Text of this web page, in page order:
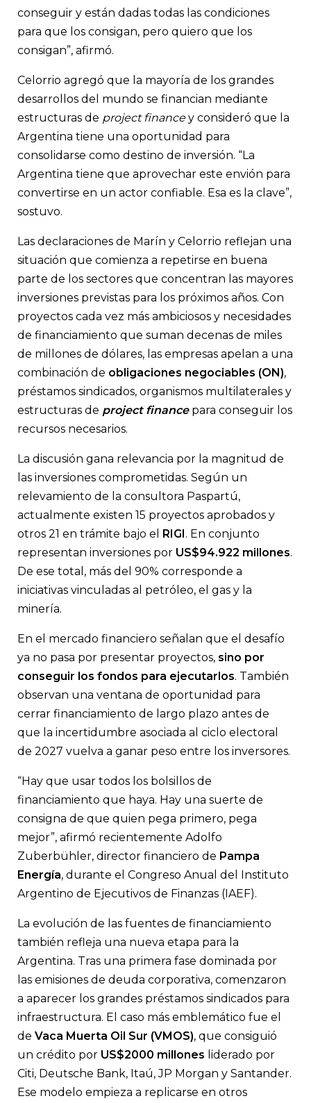
conseguir y están dadas todas las condiciones
para que los consigan, pero quiero que los
consigan”, afirmó.
Celorrio agregó que la mayoría de los grandes
desarrollos del mundo se financian mediante
estructuras de project finance y consideró que la
Argentina tiene una oportunidad para
consolidarse como destino de inversión. “La
Argentina tiene que aprovechar este envión para
convertirse en un actor confiable. Esa es la clave”,
sostuvo.
Las declaraciones de Marín y Celorrio reflejan una
situación que comienza a repetirse en buena
parte de los sectores que concentran las mayores
inversiones previstas para los próximos años. Con
proyectos cada vez más ambiciosos y necesidades
de financiamiento que suman decenas de miles
de millones de dólares, las empresas apelan a una
combinación de obligaciones negociables (ON),
préstamos sindicados, organismos multilaterales y
estructuras de project finance para conseguir los
recursos necesarios.
La discusión gana relevancia por la magnitud de
las inversiones comprometidas. Según un
relevamiento de la consultora Paspartú,
actualmente existen 15 proyectos aprobados y
otros 21 en trámite bajo el RIGI. En conjunto
representan inversiones por US$94.922 millones.
De ese total, más del 90% corresponde a
iniciativas vinculadas al petróleo, el gas y la
minería.
En el mercado financiero señalan que el desafío
ya no pasa por presentar proyectos, sino por
conseguir los fondos para ejecutarlos. También
observan una ventana de oportunidad para
cerrar financiamiento de largo plazo antes de
que la incertidumbre asociada al ciclo electoral
de 2027 vuelva a ganar peso entre los inversores.
“Hay que usar todos los bolsillos de
financiamiento que haya. Hay una suerte de
consigna de que quien pega primero, pega
mejor”, afirmó recientemente Adolfo
Zuberbühler, director financiero de Pampa
Energía, durante el Congreso Anual del Instituto
Argentino de Ejecutivos de Finanzas (IAEF).
La evolución de las fuentes de financiamiento
también refleja una nueva etapa para la
Argentina. Tras una primera fase dominada por
las emisiones de deuda corporativa, comenzaron
a aparecer los grandes préstamos sindicados para
infraestructura. El caso más emblemático fue el
de Vaca Muerta Oil Sur (VMOS), que consiguió
un crédito por US$2000 millones liderado por
Citi, Deutsche Bank, Itaú, JP Morgan y Santander.
Ese modelo empieza a replicarse en otros